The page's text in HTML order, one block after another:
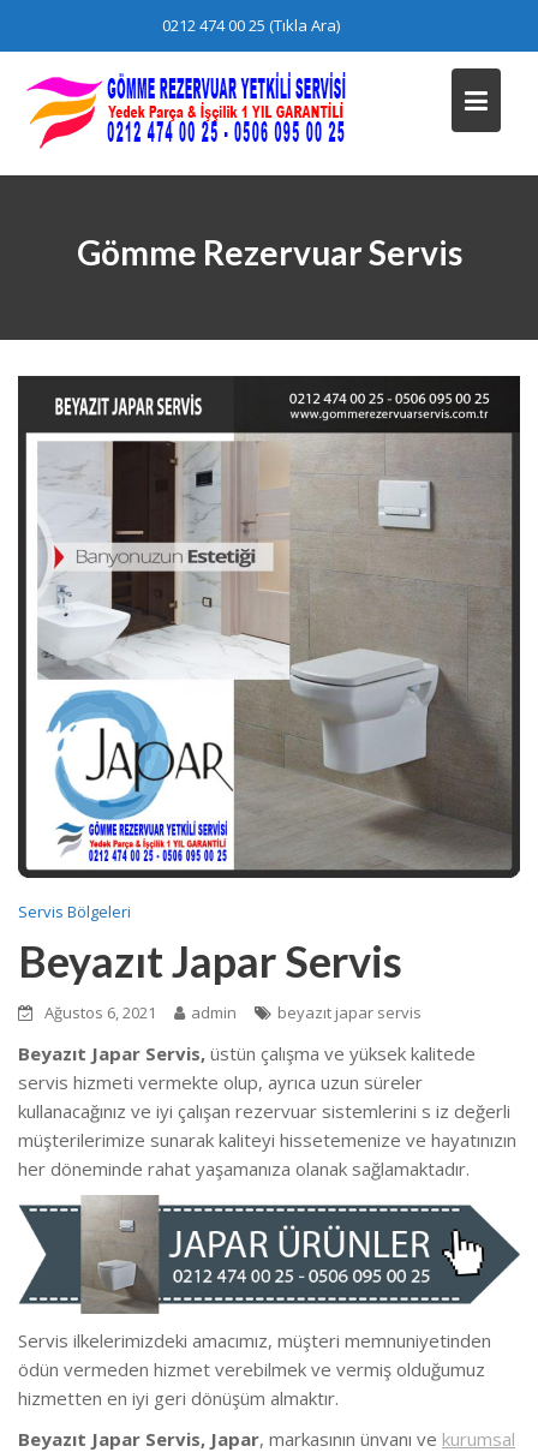
content
0212 474 00 25 (Tıkla Ara)
Gömme Rezervuar Servis
Servis Bölgeleri
Beyazıt Japar Servis
Ağustos 6, 2021 admin beyazıt japar servis
Beyazıt Japar Servis, üstün çalışma ve yüksek kalitede
servis hizmeti vermekte olup, ayrıca uzun süreler
kullanacağınız ve iyi çalışan rezervuar sistemlerini s iz değerli
müşterilerimize sunarak kaliteyi hissetemenize ve hayatınızın
her döneminde rahat yaşamanıza olanak sağlamaktadır.
Servis ilkelerimizdeki amacımız, müşteri memnuniyetinden
ödün vermeden hizmet verebilmek ve vermiş olduğumuz
hizmetten en iyi geri dönüşüm almaktır.
Beyazıt Japar Servis, Japar, markasının ünvanı ve kurumsal